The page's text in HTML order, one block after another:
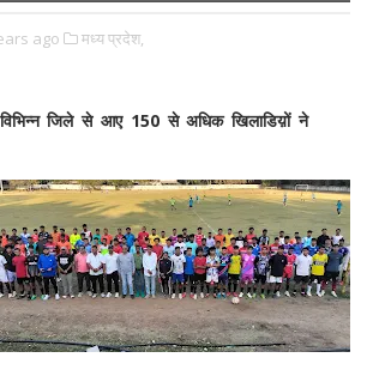
ago मध्य प्रदेश,
जिले से आए 150 से अधिक खिलाडिय़ों ने